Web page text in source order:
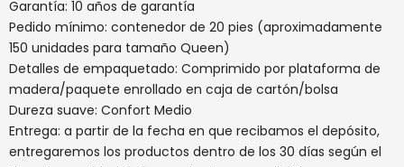
Garantía: 10 años de garantía
Pedido mínimo: contenedor de 20 pies (aproximadamente
150 unidades para tamaño Queen)
Detalles de empaquetado: Comprimido por plataforma de
madera/paquete enrollado en caja de cartón/bolsa
Dureza suave: Confort Medio
Entrega: a partir de la fecha en que recibamos el depósito,
entregaremos los productos dentro de los 30 días según el